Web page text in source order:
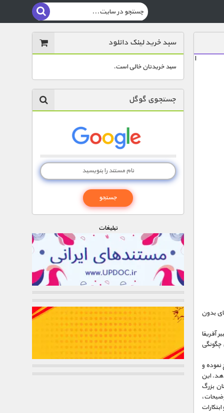
ا
از 20000 شیر داریم. دنیای بدون
آفریقا
چگونگی
نموده و
این
بزرگ
سبد خرید لینک دانلود
سبد خریدتان خالی است.
جستجوی گوگل
تبليغات